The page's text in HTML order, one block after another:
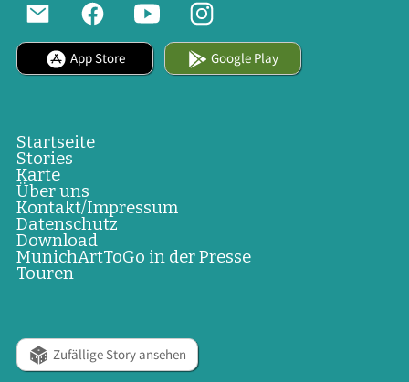
App Store Google Play
Startseite
Stories
Karte
Über uns
Kontakt/Impressum
Datenschutz
Download
MunichArtToGo in der Presse
Touren
Zufällige Story ansehen